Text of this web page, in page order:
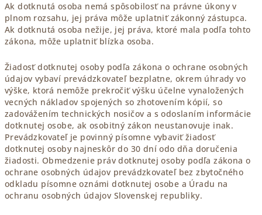
Ak dotknutá osoba nemá spôsobilosť na právne úkony v
plnom rozsahu, jej práva môže uplatniť zákonný zástupca.
Ak dotknutá osoba nežije, jej práva, ktoré mala podľa tohto
zákona, môže uplatniť blízka osoba.
Žiadosť dotknutej osoby podľa zákona o ochrane osobných
údajov vybaví prevádzkovateľ bezplatne, okrem úhrady vo
výške, ktorá nemôže prekročiť výšku účelne vynaložených
vecných nákladov spojených so zhotovením kópií, so
zadovážením technických nosičov a s odoslaním informácie
dotknutej osobe, ak osobitný zákon neustanovuje inak.
Prevádzkovateľ je povinný písomne vybaviť žiadosť
dotknutej osoby najneskôr do 30 dní odo dňa doručenia
žiadosti. Obmedzenie práv dotknutej osoby podľa zákona o
ochrane osobných údajov prevádzkovateľ bez zbytočného
odkladu písomne oznámi dotknutej osobe a Úradu na
ochranu osobných údajov Slovenskej republiky.